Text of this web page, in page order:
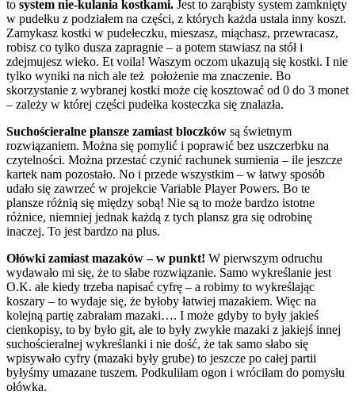
to system nie-kulania kostkami. Jest to zarąbisty system zamknięty
w pudełku z podziałem na części, z których każda ustala inny koszt.
Zamykasz kostki w pudełeczku, mieszasz, miąchasz, przewracasz,
robisz co tylko dusza zapragnie – a potem stawiasz na stół i
zdejmujesz wieko. Et voila! Waszym oczom ukazują się kostki. I nie
tylko wyniki na nich ale też położenie ma znaczenie. Bo
skorzystanie z wybranej kostki może cię kosztować od 0 do 3 monet
– zależy w której części pudełka kosteczka się znalazła.
Suchościeralne plansze zamiast bloczków są świetnym
rozwiązaniem. Można się pomylić i poprawić bez uszczerbku na
czytelności. Można przestać czynić rachunek sumienia – ile jeszcze
kartek nam pozostało. No i przede wszystkim – w łatwy sposób
udało się zawrzeć w projekcie Variable Player Powers. Bo te
plansze różnią się między sobą! Nie są to może bardzo istotne
różnice, niemniej jednak każdą z tych plansz gra się odrobinę
inaczej. To jest bardzo na plus.
Ołówki zamiast mazaków – w punkt! W pierwszym odruchu
wydawało mi się, że to słabe rozwiązanie. Samo wykreślanie jest
O.K. ale kiedy trzeba napisać cyfrę – a robimy to wykreślając
koszary – to wydaje się, że byłoby łatwiej mazakiem. Więc na
kolejną partię zabrałam mazaki…. I może gdyby to były jakieś
cienkopisy, to by było git, ale to były zwykłe mazaki z jakiejś innej
suchościeralnej wykreślanki i nie dość, że tak samo słabo się
wpisywało cyfry (mazaki były grube) to jeszcze po całej partii
byłyśmy umazane tuszem. Podkuliłam ogon i wróciłam do pomysłu
ołówka.